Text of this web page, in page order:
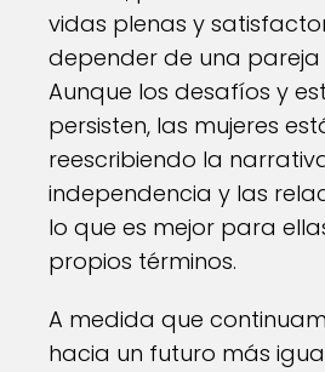
vidas plenas y
depender de una pareja
Aunque los desafíos y
persisten, las mujeres
reescribiendo la
independencia y las
lo que es mejor para
propios términos.
A medida que
hacia un futuro más